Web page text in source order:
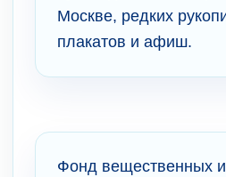
Москве, редких
плакатов и афиш.
Фонд вещественных